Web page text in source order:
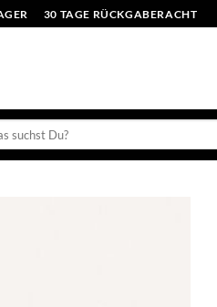
30 TAGE RÜCKGABERACHT